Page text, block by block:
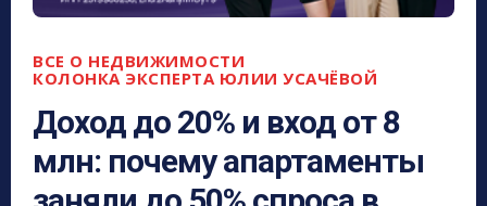
ВСЕ О НЕДВИЖИМОСТИ
КОЛОНКА ЭКСПЕРТА ЮЛИИ УСАЧЁВОЙ
Доход до 20% и вход от 8
млн: почему апартаменты